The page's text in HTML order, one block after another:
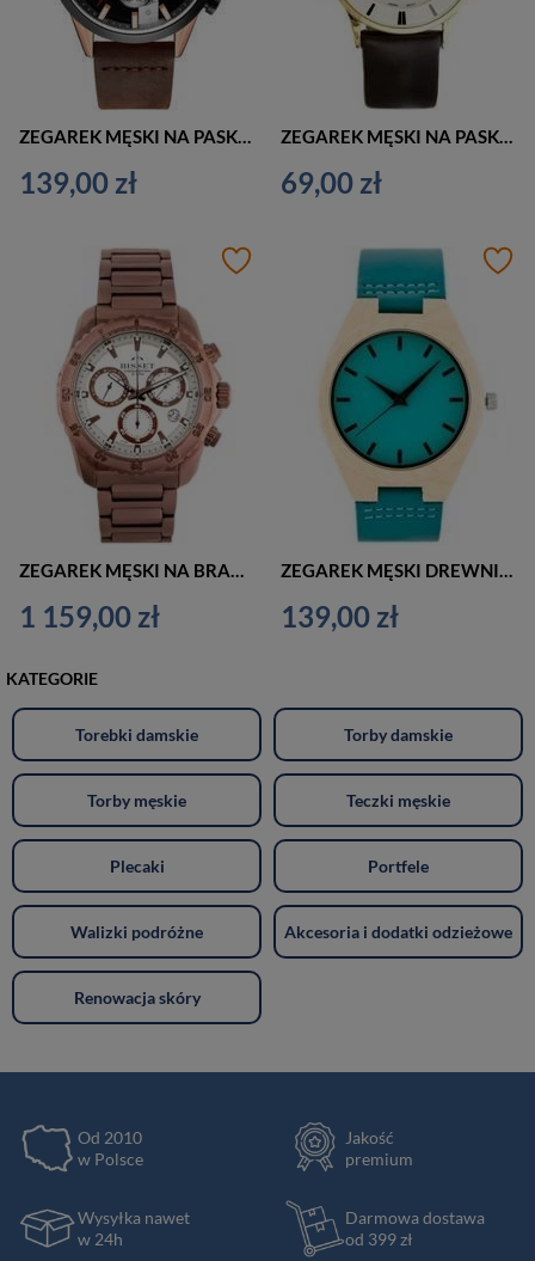
ZEGAREK MĘSKI NA PASKU CASUAL CURREN 8325 (zc024d) - CHRONOGRAF
139,00 zł
ZEGAREK MĘSKI NA PASKU KLASYCZNY EXTREIM EXT-8095A-5A (zx092e)
69,00 zł
1 159,00 zł 139,00 zł
KATEGORIE
Torebki damskie Torby damskie
Torby męskie Teczki męskie
Plecaki Portfele
Walizki podróżne Akcesoria i dodatki odzieżowe
Renowacja skóry
Od 2010
w Polsce
Jakość
premium
Wysyłka nawet
w 24h
Darmowa dostawa
od 399 zł